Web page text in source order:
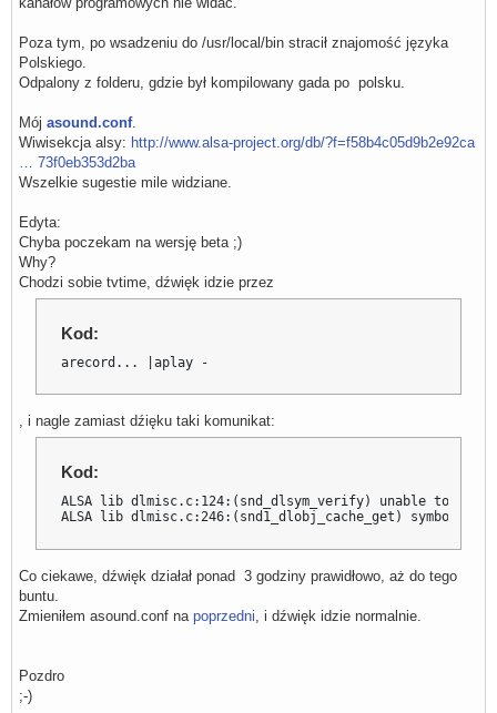
Poza tym, po wsadzeniu do /usr/local/bin stracił znajomość języka
Polskiego.
Odpalony z folderu, gdzie był kompilowany gada po polsku.
Mój asound.conf.
Wiwisekcja alsy: http://www.alsa-project.org/db/?f=f58b4c05d9b2e92ca
… 73f0eb353d2ba
Wszelkie sugestie mile widziane.
Edyta:
Chyba poczekam na wersję beta ;)
Why?
Chodzi sobie tvtime, dźwięk idzie przez
Kod:
arecord... |aplay -
, i nagle zamiast dźięku taki komunikat:
Kod:
ALSA lib dlmisc.c:124:(snd_dlsym_verify) unable to verify
ALSA lib dlmisc.c:246:(snd1_dlobj_cache_get) symbol
Co ciekawe, dźwięk działał ponad 3 godziny prawidłowo, aż do tego
buntu.
Zmieniłem asound.conf na poprzedni , i dźwięk idzie normalnie.
Pozdro
;-)